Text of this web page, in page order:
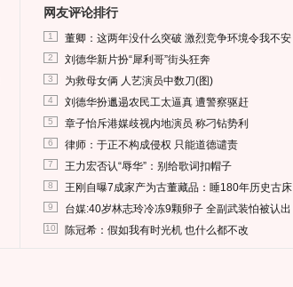
网友评论排行
1 董卿：这两年没什么突破 激烈竞争环境令我不安
2 刘德华新片扮“犀利哥”街头狂奔
3 为救母女俩 人艺演员中数刀(图)
4 刘德华扮邋遢农民工太逼真 遭警察驱赶
5 章子怡斥港媒歧视内地演员 称刁钻势利
6 律师：于正不构成侵权 只能道德谴责
7 王力宏否认“辱华”：别给歌词扣帽子
8 王刚自曝7成家产为古董藏品：睡180年历史古床
9 台媒:40岁林志玲冷冻9颗卵子 全副武装怕被认出
10 陈冠希：假如我有时光机 也什么都不改